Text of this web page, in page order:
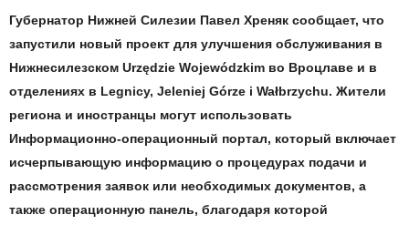
Губернатор Нижней Силезии Павел Хреняк сообщает, что
запустили новый проект для улучшения обслуживания в
Нижнесилезском Urzędzie Wojewódzkim во Вроцлаве и в
отделениях в Legnicy, Jeleniej Górze i Wałbrzychu. Жители
региона и иностранцы могут использовать
Информационно-операционный портал, который включает
исчерпывающую информацию о процедурах подачи и
рассмотрения заявок или необходимых документов, а
также операционную панель, благодаря которой